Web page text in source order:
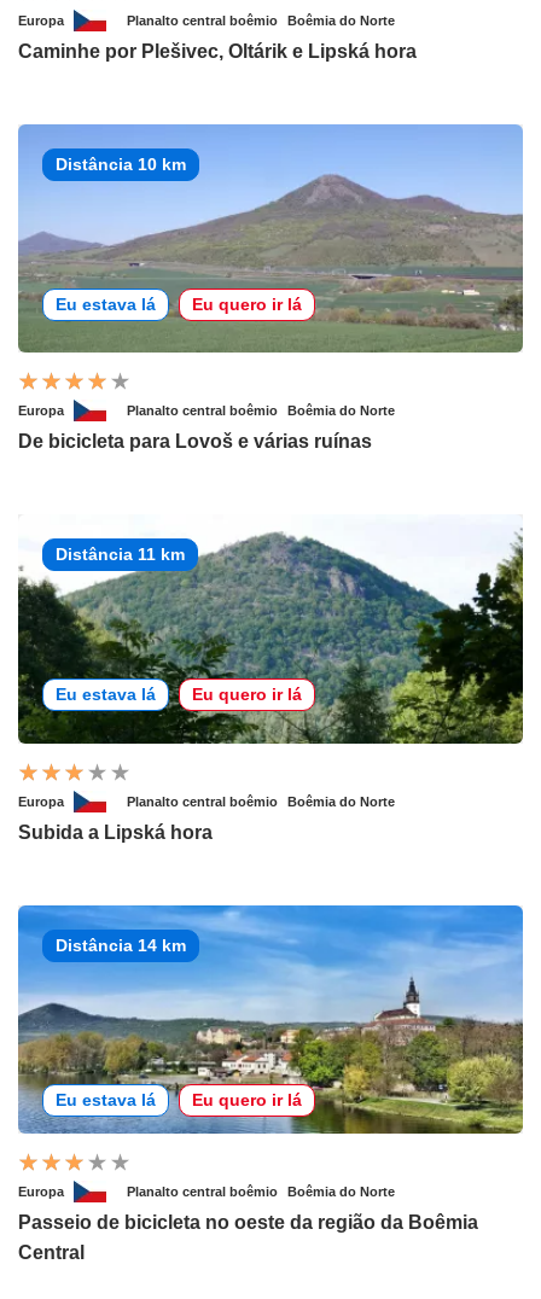
Europa Planalto central boêmio Boêmia do Norte
Caminhe por Plešivec, Oltárik e Lipská hora
Distância 10 km
Eu estava lá Eu quero ir lá
Europa Planalto central boêmio Boêmia do Norte
De bicicleta para Lovoš e várias ruínas
Distância 11 km
Eu estava lá Eu quero ir lá
Europa Planalto central boêmio Boêmia do Norte
Subida a Lipská hora
Distância 14 km
Eu estava lá Eu quero ir lá
Europa Planalto central boêmio Boêmia do Norte
Passeio de bicicleta no oeste da região da Boêmia
Central